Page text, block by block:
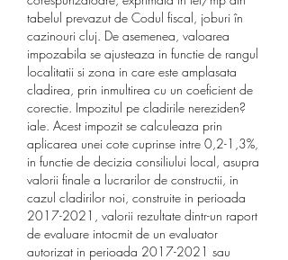
tabelul prevazut de Codul fiscal, joburi în
cazinouri cluj. De asemenea, valoarea
impozabila se ajusteaza in functie de rangul
localitatii si zona in care este amplasata
cladirea, prin inmultirea cu un coeficient de
corectie. Impozitul pe cladirile nereziden?
iale. Acest impozit se calculeaza prin
aplicarea unei cote cuprinse intre 0,2-1,3%,
in functie de decizia consiliului local, asupra
valorii finale a lucrarilor de constructii, in
cazul cladirilor noi, construite in perioada
2017-2021, valorii rezultate dintr-un raport
de evaluare intocmit de un evaluator
autorizat in perioada 2017-2021 sau